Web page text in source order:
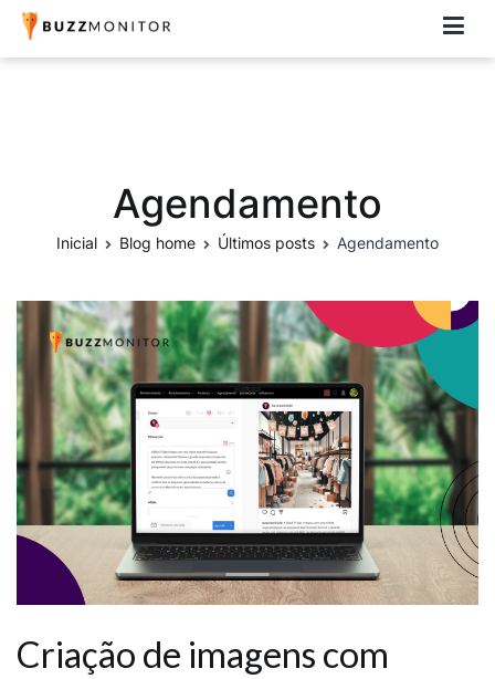
Buzzmonitor
A plataforma mais completa e flexível para social media e CRM
Agendamento
Inicial Blog home Últimos posts Agendamento
Criação de imagens com